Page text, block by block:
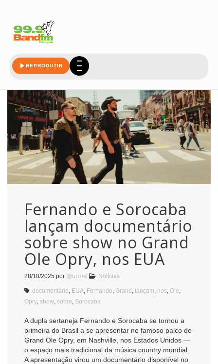
REPRODUZIR
Fernando e Sorocaba
lançam documentário
sobre show no Grand
Ole Opry, nos EUA
28/10/2025 por @uHost Notícias
documentário EUA Fernando Grand lançam nos Ole
Opry show sobre Sorocaba
A dupla sertaneja Fernando e Sorocaba se tornou a
primeira do Brasil a se apresentar no famoso palco do
Grand Ole Opry, em Nashville, nos Estados Unidos —
o espaço mais tradicional da música country mundial.
A apresentação virou um documentário disponível no